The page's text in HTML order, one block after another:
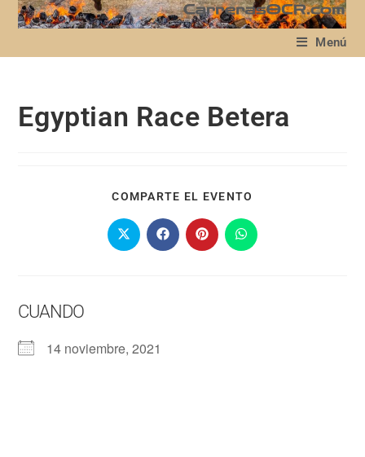
Menú
Egyptian Race Betera
COMPARTE EL EVENTO
CUANDO
14 noviembre, 2021